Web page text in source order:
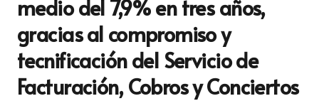
medio del 7,9% en tres años,
gracias al compromiso y
tecnificación del Servicio de
Facturación, Cobros y Conciertos